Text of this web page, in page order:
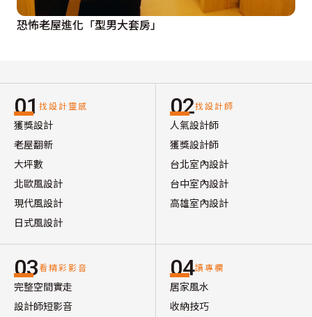
恐怖老屋進化「型男大套房」
01 找設計靈感
獲獎設計
老屋翻新
大坪數
北歐風設計
現代風設計
日式風設計
02找設計師
人氣設計師
獲獎設計師
台北室內設計
台中室內設計
高雄室內設計
03看精彩影音
完整空間實走
設計師短影音
04讀專欄
居家風水
收納技巧